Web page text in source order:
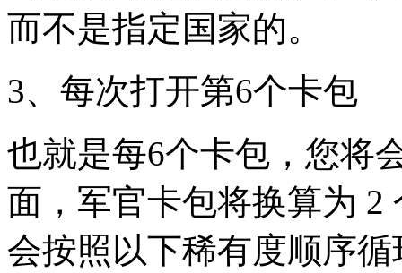
而不是指定国家的。
3、每次打开第6个卡包
也就是每6个卡包，您将
面，军官卡包将换算为 2
会按照以下稀有度顺序循